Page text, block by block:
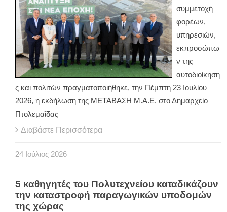
συμμετοχή
φορέων,
υπηρεσιών,
εκπροσώπω
ν της
αυτοδιοίκηση
ς και πολιτών πραγματοποιήθηκε, την Πέμπτη 23 Ιουλίου
2026, η εκδήλωση της ΜΕΤΑΒΑΣΗ Μ.Α.Ε. στο Δημαρχείο
Πτολεμαΐδας
Διαβάστε Περισσότερα
24 Ιούλιος 2026
5 καθηγητές του Πολυτεχνείου καταδικάζουν
την καταστροφή παραγωγικών υποδομών
της χώρας